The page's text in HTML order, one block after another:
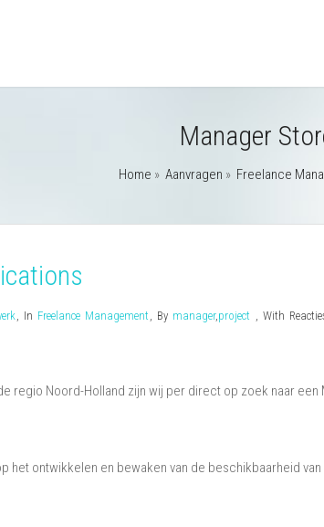
Manager
Home » Aanvragen » Freelance
, In Freelance Management , By manager,project , With
regio Noord-Holland zijn wij per direct op zoek naar een
het ontwikkelen en bewaken van de beschikbaarheid